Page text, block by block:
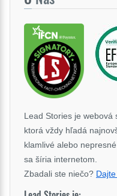
Lead Stories je webová
ktorá vždy hľadá
klamlivé alebo
sa šíria internetom.
Zbadali ste niečo?